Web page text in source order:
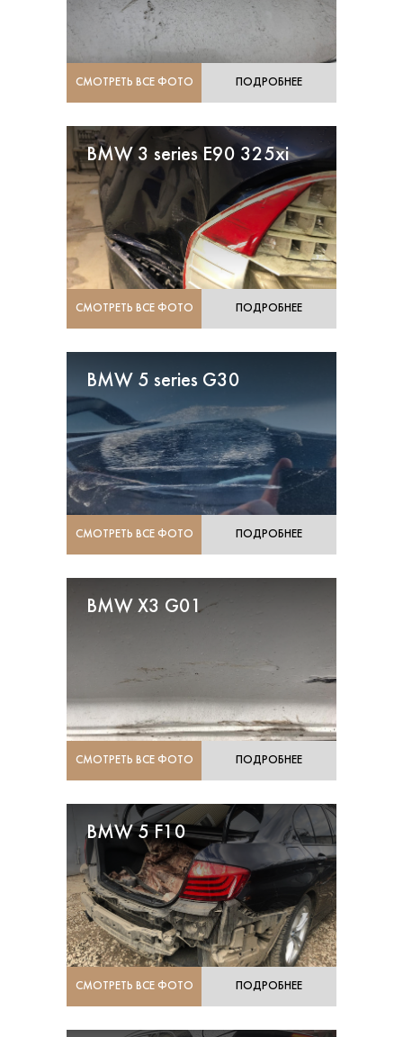
СМОТРЕТЬ ВСЕ ФОТО ПОДРОБНЕЕ
BMW 3 series E90 325xi
СМОТРЕТЬ ВСЕ ФОТО ПОДРОБНЕЕ
BMW 5 series G30
СМОТРЕТЬ ВСЕ ФОТО ПОДРОБНЕЕ
BMW X3 G01
СМОТРЕТЬ ВСЕ ФОТО ПОДРОБНЕЕ
BMW 5 F10
СМОТРЕТЬ ВСЕ ФОТО ПОДРОБНЕЕ